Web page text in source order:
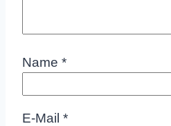
Name *
E-Mail *